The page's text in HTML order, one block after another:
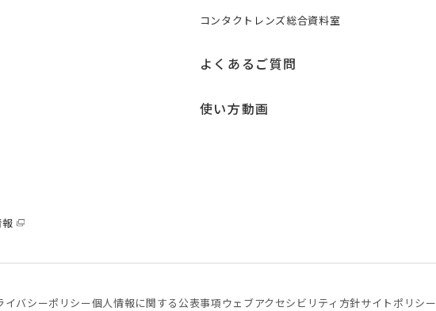
コンタクトレンズ総合資料室
よくあるご質問
使い方動画
イバシーポリシー個⼈情報に関する公表事項 ウェブアクセシビリティ方針サイトポリシー